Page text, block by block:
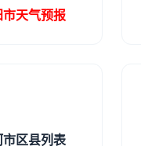
市天气预报
市区县列表